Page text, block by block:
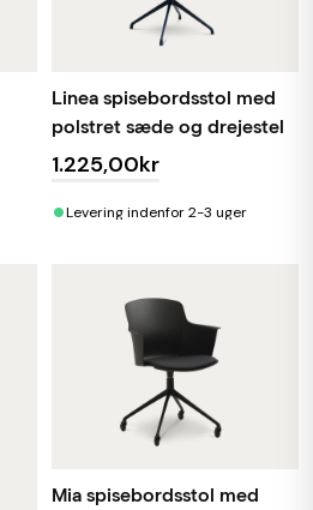
Linea spisebordsstol med
polstret sæde og drejestel
1.225,00kr
•Levering indenfor 2-3 uger
Mia spisebordsstol med